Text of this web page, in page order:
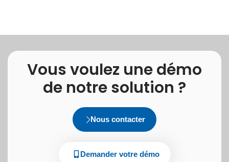
Vous voulez une démo
de notre solution ?
Nous contacter
Demander votre démo